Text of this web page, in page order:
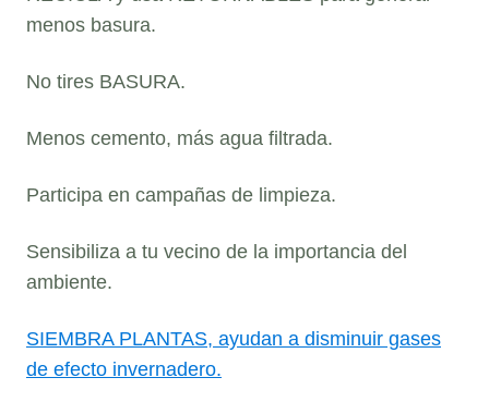
menos basura.
No tires BASURA.
Menos cemento, más agua filtrada.
Participa en campañas de limpieza.
Sensibiliza a tu vecino de la importancia del
ambiente.
SIEMBRA PLANTAS, ayudan a disminuir gases
de efecto invernadero.